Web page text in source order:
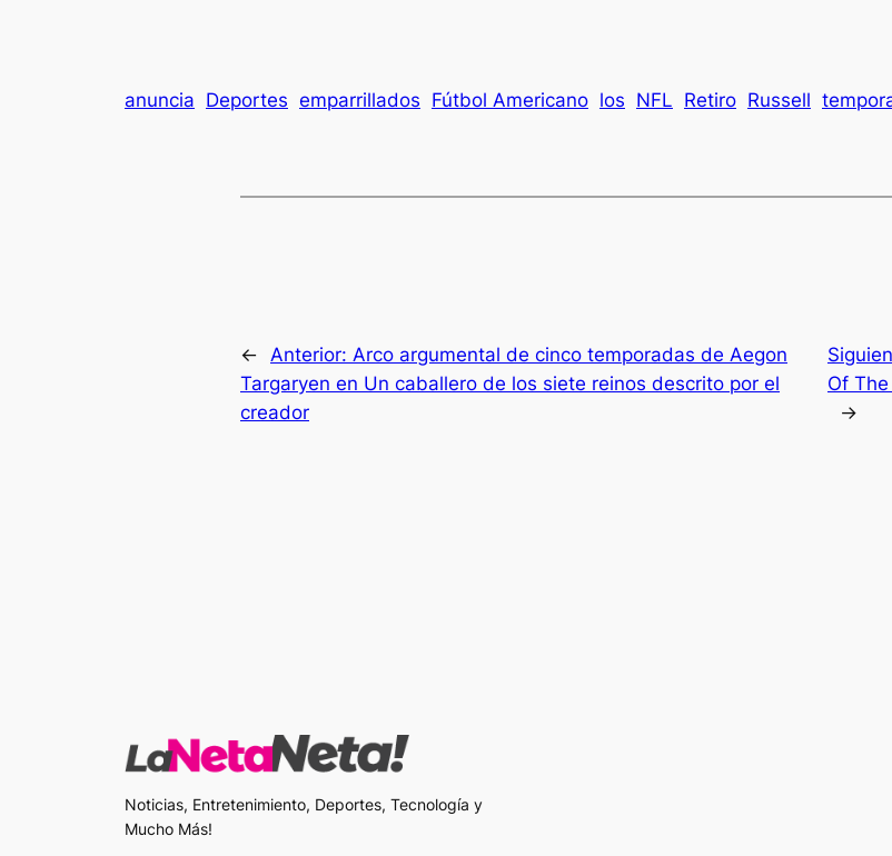
anuncia Deportes emparrillados Fútbol Americano los NFL Retiro Russell
← Anterior: Arco argumental de cinco temporadas de Aegon
Targaryen en Un caballero de los siete reinos descrito por el
creador
Of
→
Noticias, Entretenimiento, Deportes, Tecnología y
Mucho Más!